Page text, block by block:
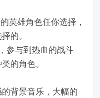
英雄角色任你选择，
的。
参与到热血的战斗
的角色。
背景音乐，大幅的